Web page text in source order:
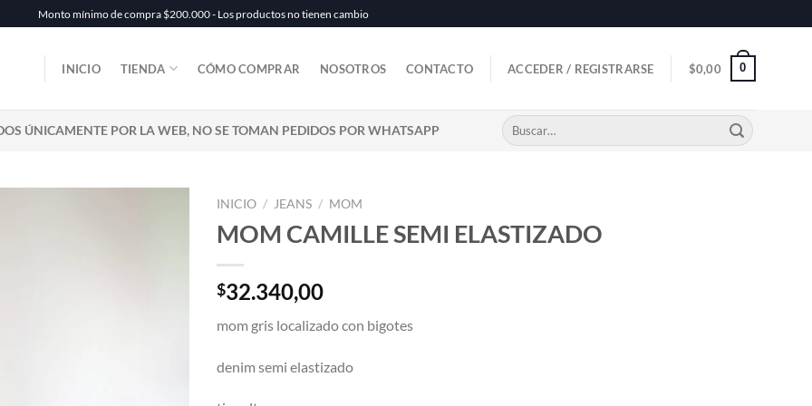
Monto mínimo de compra $200.000 - Los productos no tienen cambio
INICIO TIENDA CÓMO COMPRAR NOSOTROS CONTACTO ACCEDER / REGISTRARSE $0,00 0
ÚNICAMENTE POR LA WEB, NO SE TOMAN PEDIDOS POR WHATSAPP
Buscar
por:
INICIO / JEANS / MOM
MOM CAMILLE SEMI ELASTIZADO
$32.340,00
mom gris localizado con bigotes
denim semi elastizado